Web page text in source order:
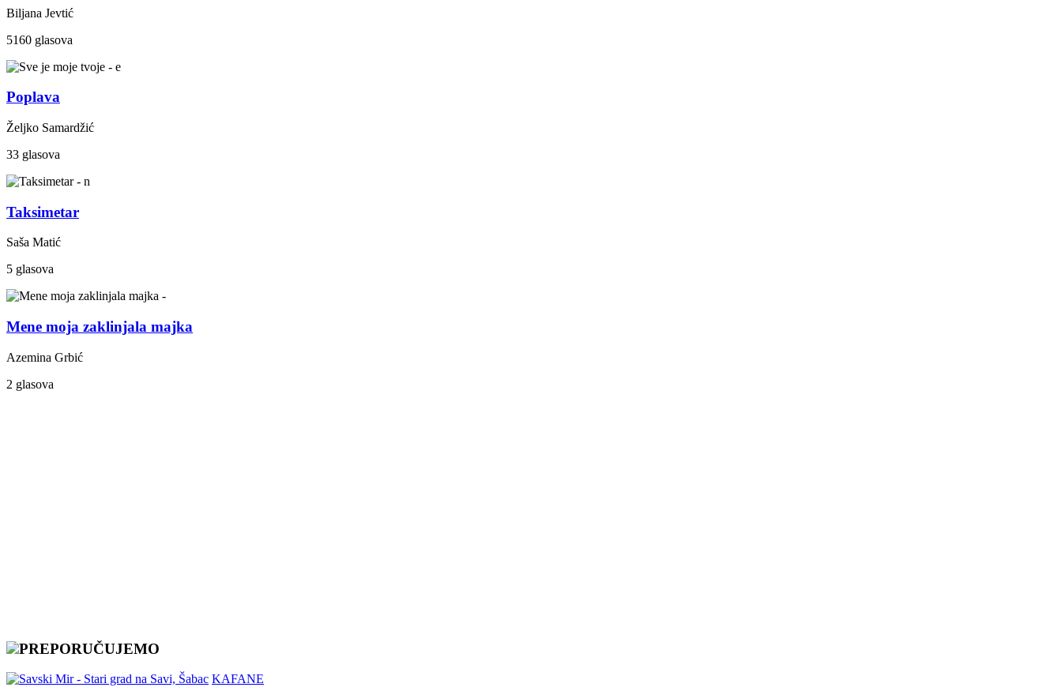
Biljana Jevtić
5160 glasova
Poplava
Željko Samardžić
33 glasova
Taksimetar
Saša Matić
5 glasova
Mene moja zaklinjala majka
Azemina Grbić
2 glasova
PREPORUČUJEMO
KAFANE